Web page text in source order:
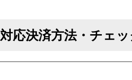
対応決済方法・チェ